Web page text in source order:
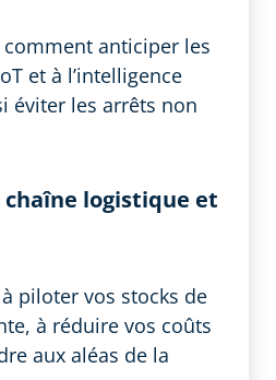
anticiper les
et à l’intelligence
éviter les arrêts non
logistique et
piloter vos stocks de
à réduire vos coûts
aux aléas de la